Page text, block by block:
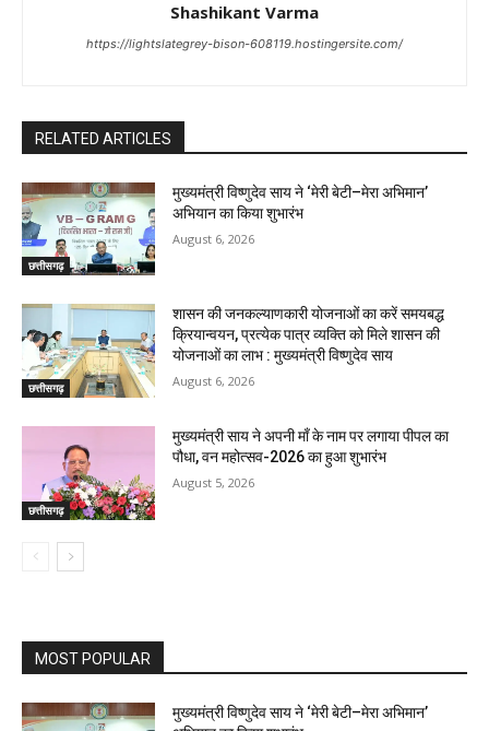
Shashikant Varma
https://lightslategrey-bison-608119.hostingersite.com/
RELATED ARTICLES
छत्तीसगढ़
मुख्यमंत्री विष्णुदेव साय ने ‘मेरी बेटी–मेरा अभिमान’
अभियान का किया शुभारंभ
August 6, 2026
छत्तीसगढ़
शासन की जनकल्याणकारी योजनाओं का करें समयबद्ध
क्रियान्वयन, प्रत्येक पात्र व्यक्ति को मिले शासन की
योजनाओं का लाभ : मुख्यमंत्री विष्णुदेव साय
August 6, 2026
छत्तीसगढ़
मुख्यमंत्री साय ने अपनी माँ के नाम पर लगाया पीपल का
पौधा, वन महोत्सव-2026 का हुआ शुभारंभ
August 5, 2026
MOST POPULAR
मुख्यमंत्री विष्णुदेव साय ने ‘मेरी बेटी–मेरा अभिमान’